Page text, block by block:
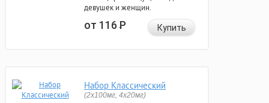
девушек и женщин.
от 116Р Купить
Набор Классический
(2x100мг, 4x20мг)